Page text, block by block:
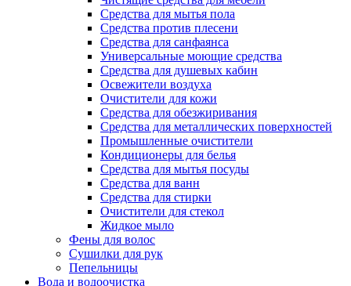
Средства для мытья пола
Средства против плесени
Средства для санфаянса
Универсальные моющие средства
Средства для душевых кабин
Освежители воздуха
Очистители для кожи
Средства для обезжиривания
Средства для металлических поверхностей
Промышленные очистители
Кондиционеры для белья
Средства для мытья посуды
Средства для ванн
Средства для стирки
Очистители для стекол
Жидкое мыло
Фены для волос
Сушилки для рук
Пепельницы
Вода и водоочистка